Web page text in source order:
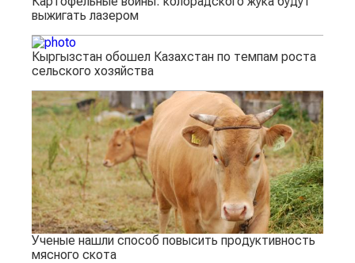
выжигать лазером
Кыргызстан обошел Казахстан по темпам роста
сельского хозяйства
Ученые нашли способ повысить продуктивность
мясного скота